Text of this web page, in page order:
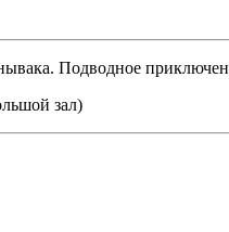
Подводное
зал)